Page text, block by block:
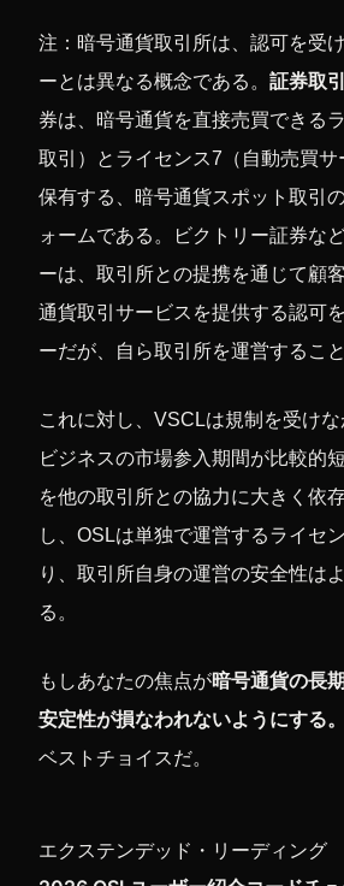
注：暗号通貨取引所は、認可を受
ーとは異なる概念である。証券取
券は、暗号通貨を直接売買できる
取引）とライセンス7（自動売買
保有する、暗号通貨スポット取引
ォームである。ビクトリー証券な
ーは、取引所との提携を通じて顧
通貨取引サービスを提供する認可
ーだが、自ら取引所を運営すること
これに対し、VSCLは規制を受け
ビジネスの市場参入期間が比較的
を他の取引所との協力に大きく依
し、OSLは単独で運営するライセ
り、取引所自身の運営の安全性は
る。
もしあなたの焦点が暗号通貨の長
安定性が損なわれないようにする。
ベストチョイスだ。
エクステンデッド・リーディング